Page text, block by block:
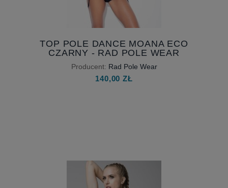
TOP POLE DANCE MOANA ECO
CZARNY - RAD POLE WEAR
Producent: Rad Pole Wear
140,00 ZŁ